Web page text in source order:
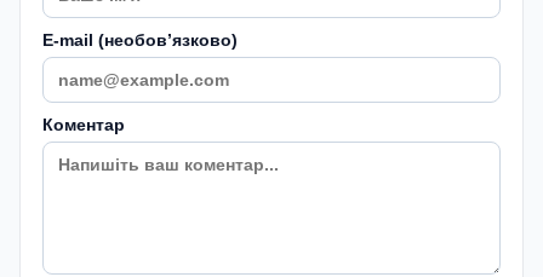
E-mail (необовʼязково)
Коментар